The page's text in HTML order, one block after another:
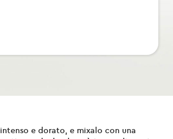
e dorato, e mixalo con una